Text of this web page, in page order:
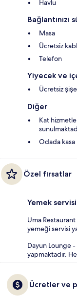
Havlu
Bağlantınızı
Masa
Ücretsiz
Telefon
Yiyecek ve
Ücretsiz
Diğer
Kat
Odada kasa
Özel fırsatlar
Yemek servisi
Uma
yemeği servisi
Dayun Lounge
yapmaktadır.
Ücretler ve